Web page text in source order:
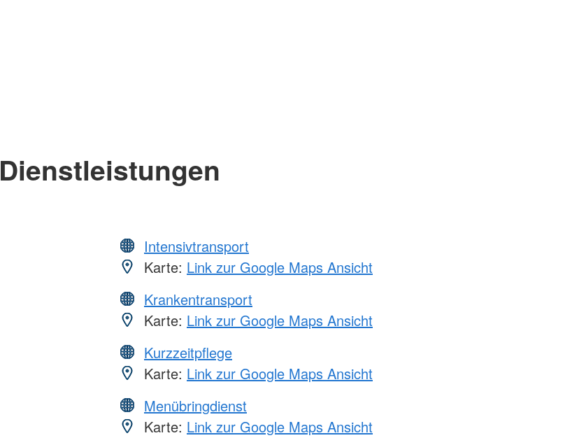
Dienstleistungen
Intensivtransport
Karte: Link zur Google Maps Ansicht
Krankentransport
Karte: Link zur Google Maps Ansicht
Kurzzeitpflege
Karte: Link zur Google Maps Ansicht
Menübringdienst
Karte: Link zur Google Maps Ansicht